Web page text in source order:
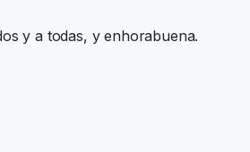
y a todas, y enhorabuena.